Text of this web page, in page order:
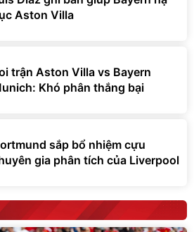
Aston Villa
trận Aston Villa vs Bayern
Khó phân thắng bại
sắp bổ nhiệm cựu
gia phân tích của Liverpool